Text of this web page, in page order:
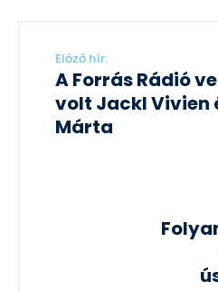
Előző hír:
A Forrás Rádió
volt Jackl Vivien
Márta